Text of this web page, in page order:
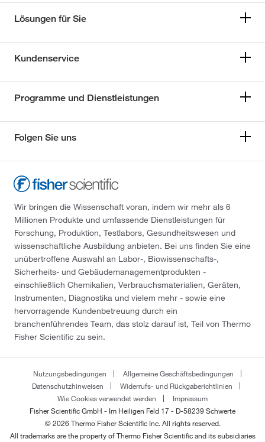
Lösungen für Sie
Kundenservice
Programme und Dienstleistungen
Folgen Sie uns
Wir bringen die Wissenschaft voran, indem wir mehr als 6
Millionen Produkte und umfassende Dienstleistungen für
Forschung, Produktion, Testlabors, Gesundheitswesen und
wissenschaftliche Ausbildung anbieten. Bei uns finden Sie eine
unübertroffene Auswahl an Labor-, Biowissenschafts-,
Sicherheits- und Gebäudemanagementprodukten -
einschließlich Chemikalien, Verbrauchsmaterialien, Geräten,
Instrumenten, Diagnostika und vielem mehr - sowie eine
hervorragende Kundenbetreuung durch ein
branchenführendes Team, das stolz darauf ist, Teil von Thermo
Fisher Scientific zu sein.
Nutzungsbedingungen
Allgemeine Geschäftsbedingungen
Datenschutzhinweisen
Widerrufs- und Rückgaberichtlinien
Wie Cookies verwendet werden
Impressum
Fisher Scientific GmbH - Im Heiligen Feld 17 - D-58239 Schwerte
© 2026 Thermo Fisher Scientific Inc. All rights reserved.
All trademarks are the property of Thermo Fisher Scientific and its subsidiaries